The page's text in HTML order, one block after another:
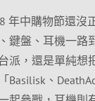
年中購物節還沒
鍵盤、耳機一路
派，還是單純想
Basilisk、